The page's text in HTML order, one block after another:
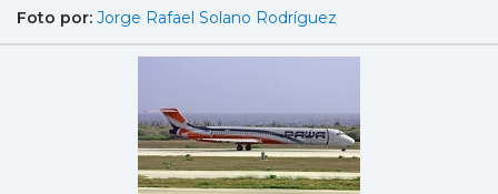
Foto por: Jorge Rafael Solano Rodríguez